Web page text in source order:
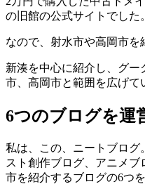
の旧館の公式サイトでした。
なので、射水市や高岡市を
新湊を中心に紹介し、グ
市、高岡市と範囲を広げて
6つのブログを運
私は、この、ニートブログ
スト創作ブログ、アニメ
市を紹介するブログの6つ